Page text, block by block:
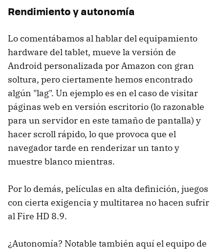
Rendimiento y autonomía
Lo comentábamos al hablar del equipamiento
hardware del tablet, mueve la versión de
Android personalizada por Amazon con gran
soltura, pero ciertamente hemos encontrado
algún "lag". Un ejemplo es en el caso de visitar
páginas web en versión escritorio (lo razonable
para un servidor en este tamaño de pantalla) y
hacer scroll rápido, lo que provoca que el
navegador tarde en renderizar un tanto y
muestre blanco mientras.
Por lo demás, películas en alta definición, juegos
con cierta exigencia y multitarea no hacen sufrir
al Fire HD 8.9.
¿Autonomía? Notable también aquí el equipo de